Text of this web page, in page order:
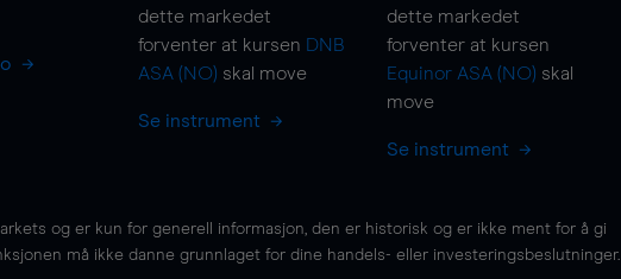
dette markedet
forventer at kursen DNB
ASA (NO) skal move
Se instrument
dette markedet
forventer at kursen
Equinor ASA (NO) skal
move
Se instrument
og er kun for generell informasjon, den er historisk og er ikke ment for å gi
må ikke danne grunnlaget for dine handels- eller investeringsbeslutninger.